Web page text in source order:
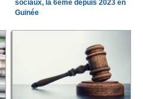
sociaux, la 6ème depuis 2023 en
Guinée